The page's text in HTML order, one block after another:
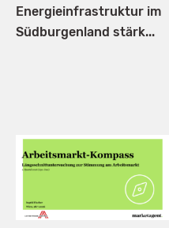
Energieinfrastruktur im
Südburgenland stärk...